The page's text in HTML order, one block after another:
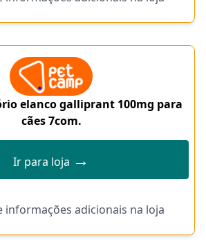
elanco galliprant 100mg para
cães 7com.
Ir para loja →
informações adicionais na loja